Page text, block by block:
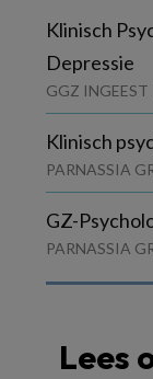
Klinisch
Depressie
GGZ INGEEST
Klinisch
PARNASSIA
GZ-
PARNASSIA
Lees